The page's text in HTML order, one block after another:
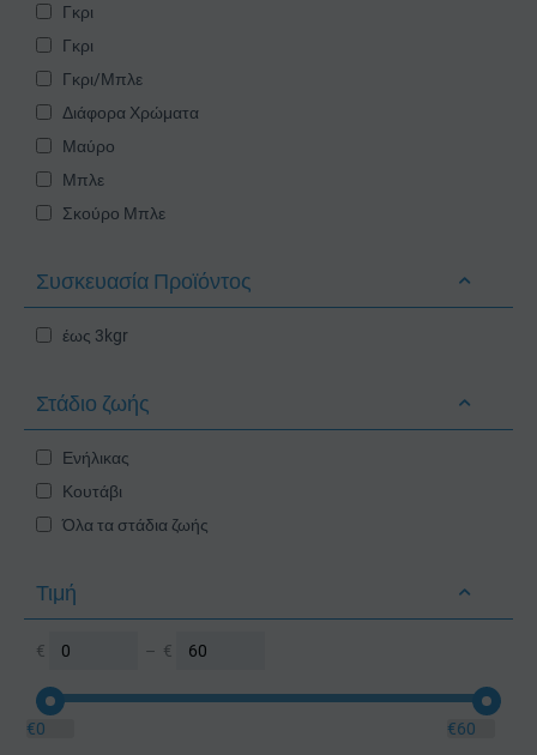
Γκρι
Γκρι
Γκρι/Μπλε
Διάφορα Χρώματα
Μαύρο
Μπλε
Σκούρο Μπλε
Συσκευασία Προϊόντος
έως 3kgr
Στάδιο ζωής
Ενήλικας
Κουτάβι
Όλα τα στάδια ζωής
Τιμή
€ – €
€0 €60